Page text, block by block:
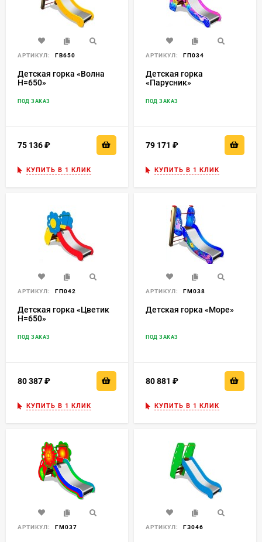
АРТИКУЛ: ГВ650
Детская горка «Волна
H=650»
ПОД ЗАКАЗ
75 136
КУПИТЬ В 1 КЛИК
АРТИКУЛ: ГП034
Детская горка
«Парусник»
ПОД ЗАКАЗ
79 171
КУПИТЬ В 1 КЛИК
АРТИКУЛ: ГП042
Детская горка «Цветик
H=650»
ПОД ЗАКАЗ
80 387
КУПИТЬ В 1 КЛИК
АРТИКУЛ: ГМ038
Детская горка «Море»
ПОД ЗАКАЗ
80 881
КУПИТЬ В 1 КЛИК
АРТИКУЛ: ГМ037 АРТИКУЛ: ГЗ046